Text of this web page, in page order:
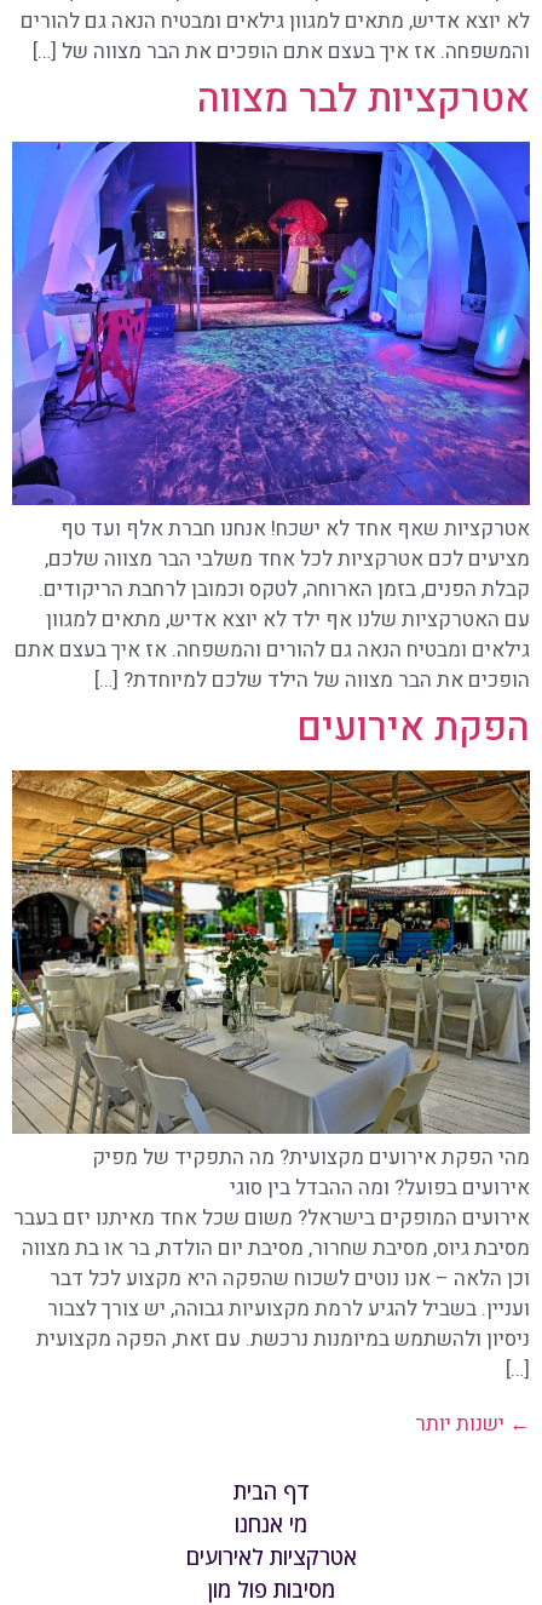
לא יוצא אדיש, מתאים למגוון גילאים ומבטיח הנאה גם להורים
והמשפחה. אז איך בעצם אתם הופכים את הבר מצווה של […]
אטרקציות לבר מצווה
אטרקציות שאף אחד לא ישכח! אנחנו חברת אלף ועד טף
מציעים לכם אטרקציות לכל אחד משלבי הבר מצווה שלכם,
קבלת הפנים, בזמן הארוחה, לטקס וכמובן לרחבת הריקודים.
עם האטרקציות שלנו אף ילד לא יוצא אדיש, מתאים למגוון
גילאים ומבטיח הנאה גם להורים והמשפחה. אז איך בעצם אתם
הופכים את הבר מצווה של הילד שלכם למיוחדת? […]
הפקת אירועים
מהי הפקת אירועים מקצועית? מה התפקיד של מפיק
אירועים בפועל? ומה ההבדל בין סוגי
אירועים המופקים בישראל? משום שכל אחד מאיתנו יזם בעבר
מסיבת גיוס, מסיבת שחרור, מסיבת יום הולדת, בר או בת מצווה
וכן הלאה – אנו נוטים לשכוח שהפקה היא מקצוע לכל דבר
ועניין. בשביל להגיע לרמת מקצועיות גבוהה, יש צורך לצבור
ניסיון ולהשתמש במיומנות נרכשת. עם זאת, הפקה מקצועית
[…]
← ישנות יותר
דף הבית
מי אנחנו
אטרקציות לאירועים
מסיבות פול מון